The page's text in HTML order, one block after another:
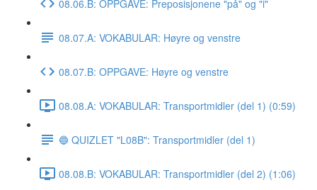
08.06.B: OPPGAVE: Preposisjonene "på" og "i"
08.07.A: VOKABULAR: Høyre og venstre
08.07.B: OPPGAVE: Høyre og venstre
08.08.A: VOKABULAR: Transportmidler (del 1) (0:59)
🔵 QUIZLET "L08B": Transportmidler (del 1)
08.08.B: VOKABULAR: Transportmidler (del 2) (1:06)